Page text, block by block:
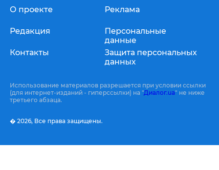
О проекте
Редакция
Контакты
Реклама
Персональные
данные
Защита персональных
данных
Использование материалов разрешается при условии ссылки
(для интернет-изданий - гиперссылки) на "Диалог.ua" не ниже
третьего абзаца.
� 2026, Все права защищены.